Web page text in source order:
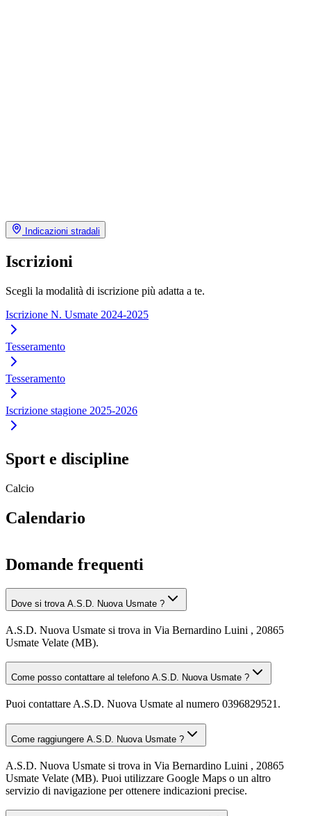
Indicazioni stradali
Iscrizioni
Scegli la modalità di iscrizione più adatta a te.
Iscrizione N. Usmate 2024-2025
Tesseramento
Tesseramento
Iscrizione stagione 2025-2026
Sport e discipline
Calcio
Calendario
Domande frequenti
Dove si trova A.S.D. Nuova Usmate ?
A.S.D. Nuova Usmate si trova in Via Bernardino Luini , 20865
Usmate Velate (MB).
Come posso contattare al telefono A.S.D. Nuova Usmate ?
Puoi contattare A.S.D. Nuova Usmate al numero 0396829521.
Come raggiungere A.S.D. Nuova Usmate ?
A.S.D. Nuova Usmate si trova in Via Bernardino Luini , 20865
Usmate Velate (MB). Puoi utilizzare Google Maps o un altro
servizio di navigazione per ottenere indicazioni precise.